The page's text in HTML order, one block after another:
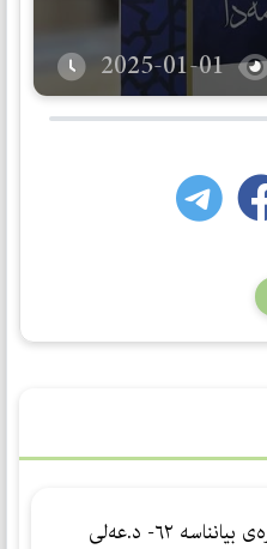
2025-01-01
زنجیرەی بیانناسە ٦٢- د.عه‌لی